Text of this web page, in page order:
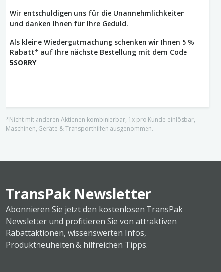
Wir entschuldigen uns für die Unannehmlichkeiten
und danken Ihnen für Ihre Geduld.
Als kleine Wiedergutmachung schenken wir Ihnen 5 %
Rabatt* auf Ihre nächste Bestellung mit dem Code
5SORRY.
*Nicht mit anderen Aktionen kombinierbar, 1x pro Kunde einlösbar,
Maschinen, Geräte & Transporthilfen ausgenommen.
TransPak Newsletter
Abonnieren Sie jetzt den kostenlosen TransPak
Newsletter und profitieren Sie von attraktiven
Rabattaktionen, wissenswerten Infos,
Produktneuheiten & hilfreichen Tipps.